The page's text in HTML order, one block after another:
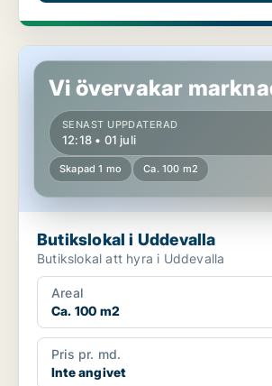
Butikslokal i Uddevalla
Vi övervakar
SENAST UPPDATERAD
12:18 • 01 juli
Skapad 1 mo Ca. 100 m2
Butikslokal i Uddevalla
Butikslokal att hyra i Uddevalla
Areal
Ca. 100 m2
Pris pr. md.
Inte angivet